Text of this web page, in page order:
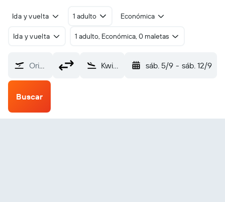
Ida y vuelta 1 adulto Económica
Ida y vuelta 1 adulto, Económica, 0 maletas
Origen Kwinhagak (KWN) sáb. 5/9 - sáb. 12/9
Buscar